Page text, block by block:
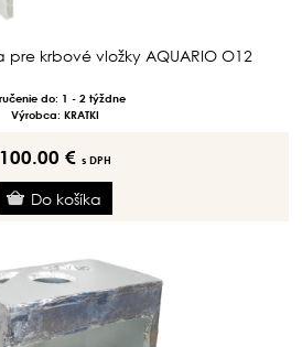
krbové vložky AQUARIO O12
do: 1 - 2 týždne
Výrobca: KRATKI
100.00 € s DPH